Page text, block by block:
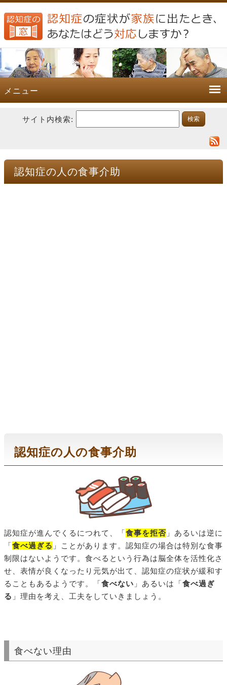
メニュー
サイト内検索:
認知症の人の食事介助
認知症の人の食事介助
認知症が進んでくるにつれて、「食事を拒否 」あるいは逆に
「食べ過ぎる 」ことがあります。認知症の場合は特別な食事
制限はないようです。食べるという行為は脳全体を活性化さ
せ、表情が良くなったり元気が出て、認知症の症状が緩和す
ることもあるようです。「食べない 」あるいは「食べ過ぎ
る 」理由を考え、工夫をしていきましょう。
食べない理由